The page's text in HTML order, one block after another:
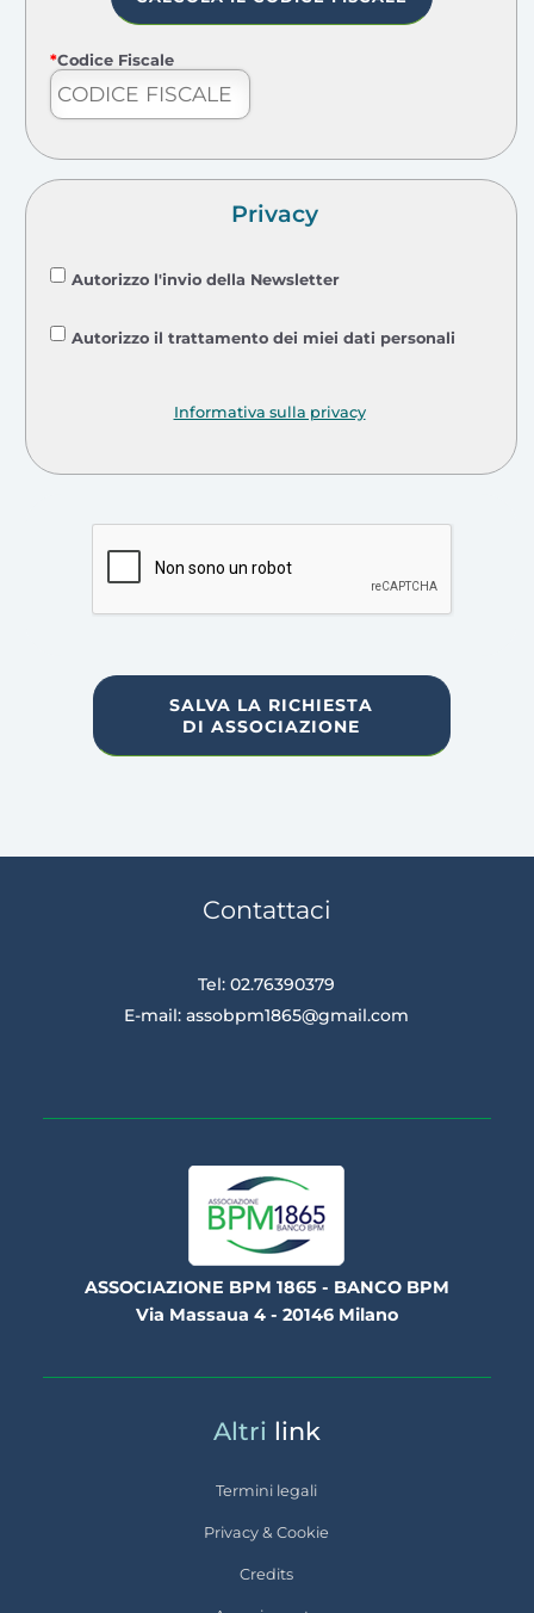
*Codice Fiscale
Privacy
Autorizzo l'invio della Newsletter
Autorizzo il trattamento dei miei dati personali
Informativa sulla privacy
SALVA LA RICHIESTA
DI ASSOCIAZIONE
Contattaci
Tel: 02.76390379
E-mail:assobpm1865@gmail.com
ASSOCIAZIONE BPM 1865 - BANCO BPM
Via Massaua 4 - 20146 Milano
Altri link
Termini legali
Privacy & Cookie
Credits